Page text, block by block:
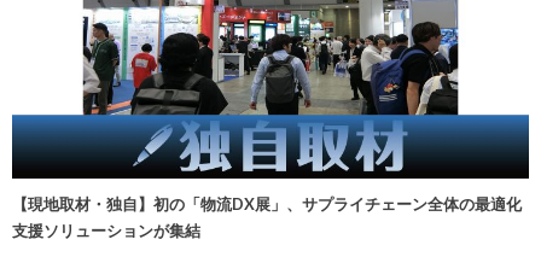
【現地取材・独自】初の「物流DX展」、サプライチェーン全体の最適化
支援ソリューションが集結